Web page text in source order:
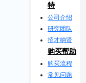
特
公司介绍
研究团队
招才纳贤
购买帮助
购买流程
常见问题